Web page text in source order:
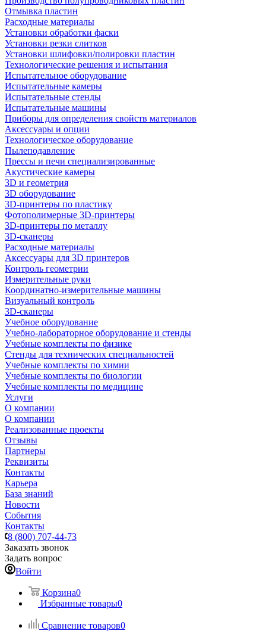
Отмывка пластин
Расходные материалы
Установки обработки фаски
Установки резки слитков
Установки шлифовки/полировки пластин
Технологические решения и испытания
Испытательное оборудование
Испытательные камеры
Испытательные стенды
Испытательные машины
Приборы для определения свойств материалов
Аксессуары и опции
Технологическое оборудование
Пылеподавление
Прессы и печи специализированные
Акустические камеры
3D и геометрия
3D оборудование
3D-принтеры по пластику
Фотополимерные 3D-принтеры
3D-принтеры по металлу
3D-сканеры
Расходные материалы
Аксессуары для 3D принтеров
Контроль геометрии
Измерительные руки
Координатно-измерительные машины
Визуальный контроль
3D-сканеры
Учебное оборудование
Учебно-лабораторное оборудование и стенды
Учебные комплекты по физике
Стенды для технических специальностей
Учебные комплекты по химии
Учебные комплекты по биологии
Учебные комплекты по медицине
Услуги
О компании
О компании
Реализованные проекты
Отзывы
Партнеры
Реквизиты
Контакты
Карьера
База знаний
Новости
События
Контакты
8 (800) 707-44-73
Заказать звонок
Задать вопрос
Войти
Корзина0
Избранные товары0
Сравнение товаров0